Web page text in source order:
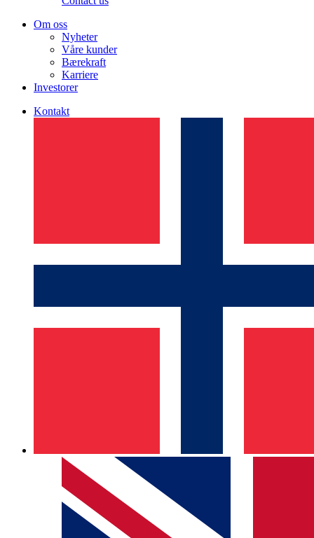
Om oss
Nyheter
Våre kunder
Bærekraft
Karriere
Investorer
Kontakt